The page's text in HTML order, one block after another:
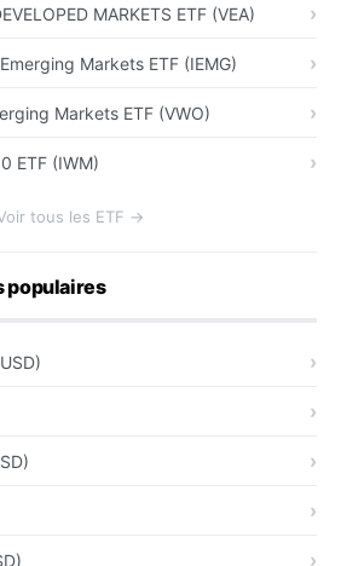
MARKETS ETF (VEA)
Markets ETF (IEMG)
Markets ETF (VWO)
ETF (IWM)
tous les ETF →
populaires